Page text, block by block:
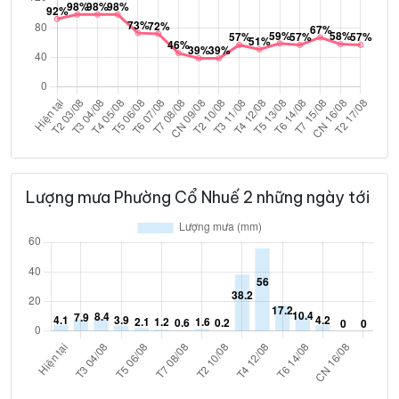
Lượng mưa Phường Cổ Nhuế 2 những ngày tới